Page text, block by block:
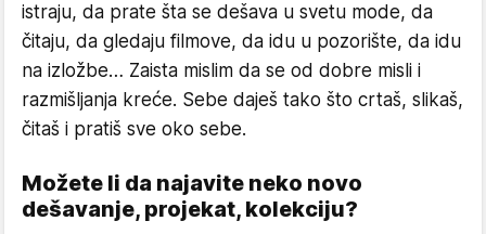
istraju, da prate šta se dešava u svetu mode, da
čitaju, da gledaju filmove, da idu u pozorište, da idu
na izložbe… Zaista mislim da se od dobre misli i
razmišljanja kreće. Sebe daješ tako što crtaš, slikaš,
čitaš i pratiš sve oko sebe.
Možete li da najavite neko novo
dešavanje, projekat, kolekciju?